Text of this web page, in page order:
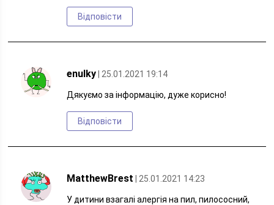
Відповісти
enulky | 25.01.2021 19:14
Дякуємо за інформацію, дуже корисно!
Відповісти
MatthewBrest | 25.01.2021 14:23
У дитини взагалі алергія на пил, пилососний,